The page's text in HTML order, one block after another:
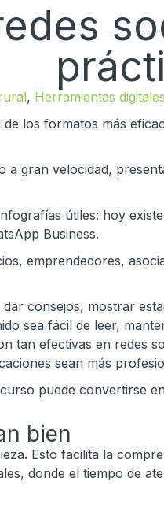
, Herramientas digitales
los formatos más
gran velocidad,
útiles: hoy
Business.
emprendedores,
consejos, mostrar
sea fácil de leer,
tan efectivas en redes
sean más
puede convertirse
bien
Esto facilita la
donde el tiempo de